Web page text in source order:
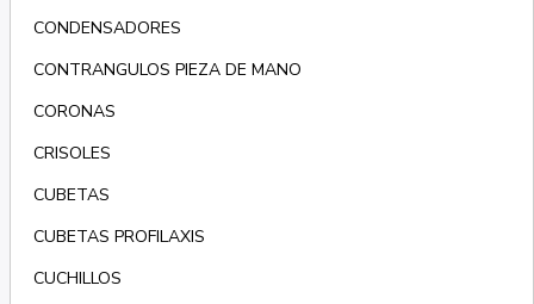
CONDENSADORES
CONTRANGULOS PIEZA DE MANO
CORONAS
CRISOLES
CUBETAS
CUBETAS PROFILAXIS
CUCHILLOS